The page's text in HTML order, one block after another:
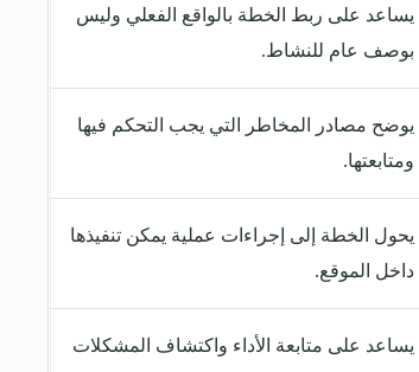
يساعد على ربط الخطة بالواقع الفعلي وليس
بوصف عام للنشاط.
يوضح مصادر المخاطر التي يجب التحكم فيها
ومتابعتها.
يحول الخطة إلى إجراءات عملية يمكن تنفيذها
داخل الموقع.
يساعد على متابعة الأداء واكتشاف المشكلات